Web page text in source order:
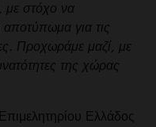
στόχο να
αποτύπωμα για τις
Προχωράμε μαζί, με
της χώρας
Ελλάδος